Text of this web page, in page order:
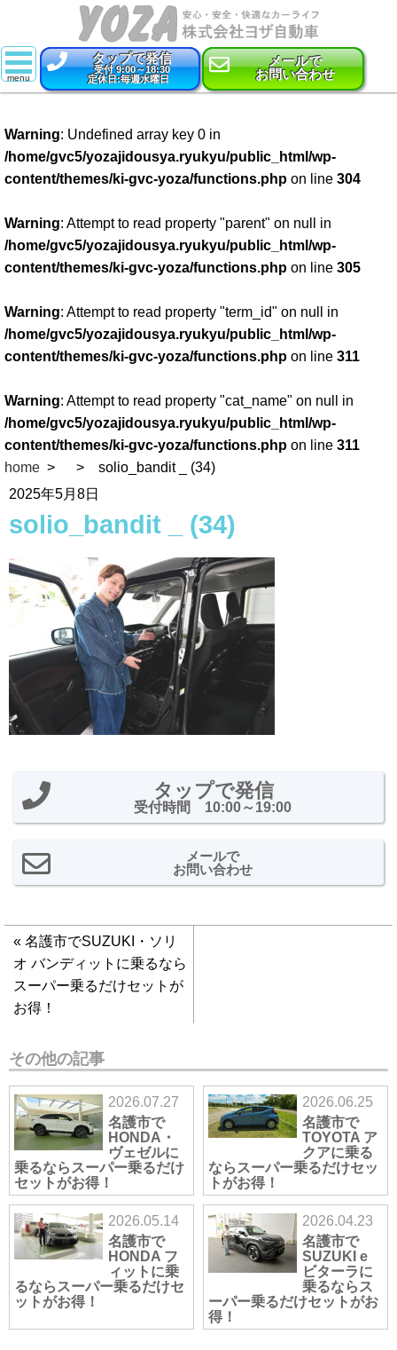
タップで発信
受付 9:00～18:30
定休日:毎週水曜日
メールで
お問い合わせ
新車
特選中古車
車検
点検・整備
コーティング
Warning: Undefined array key 0 in
/home/gvc5/yozajidousya.ryukyu/public_html/wp-
content/themes/ki-gvc-yoza/functions.php on line 304
Warning: Attempt to read property "parent" on null in
/home/gvc5/yozajidousya.ryukyu/public_html/wp-
content/themes/ki-gvc-yoza/functions.php on line 305
Warning: Attempt to read property "term_id" on null in
/home/gvc5/yozajidousya.ryukyu/public_html/wp-
content/themes/ki-gvc-yoza/functions.php on line 311
Warning: Attempt to read property "cat_name" on null in
/home/gvc5/yozajidousya.ryukyu/public_html/wp-
content/themes/ki-gvc-yoza/functions.php on line 311
home
solio_bandit _ (34)
2025年5月8日
solio_bandit _ (34)
タップで発信
受付時間 10:00～19:00
メールで
お問い合わせ
« 名護市でSUZUKI・ソリ
オ バンディットに乗るなら
スーパー乗るだけセットが
お得！
その他の記事
2026.07.27
名護市で
HONDA・
ヴェゼルに
乗るならスーパー乗るだけ
セットがお得！
2026.06.25
名護市で
TOYOTA ア
クアに乗る
ならスーパー乗るだけセッ
トがお得！
2026.05.14
名護市で
HONDA フ
ィットに乗
るならスーパー乗るだけセ
ットがお得！
2026.04.23
名護市で
SUZUKI e
ビターラに
乗るならス
ーパー乗るだけセットがお
得！